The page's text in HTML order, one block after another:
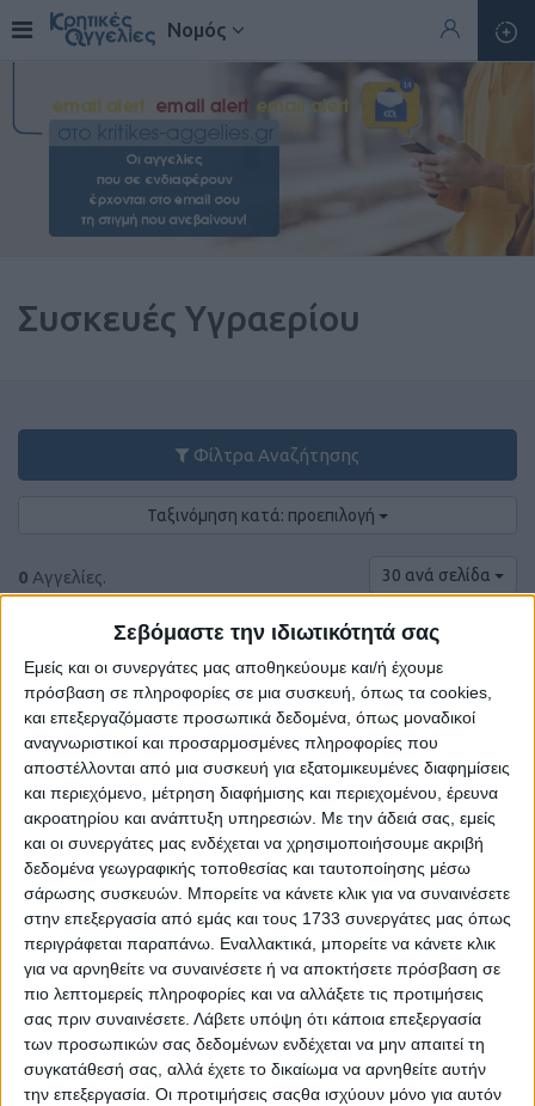
Σεβόμαστε την ιδιωτικότητά σας
Εμείς και οι συνεργάτες μας αποθηκεύουμε και/ή έχουμε
πρόσβαση σε πληροφορίες σε μια συσκευή, όπως τα cookies,
και επεξεργαζόμαστε προσωπικά δεδομένα, όπως μοναδικοί
αναγνωριστικοί και προσαρμοσμένες πληροφορίες που
αποστέλλονται από μια συσκευή για εξατομικευμένες διαφημίσεις
και περιεχόμενο, μέτρηση διαφήμισης και περιεχομένου, έρευνα
ακροατηρίου και ανάπτυξη υπηρεσιών. Με την άδειά σας, εμείς
και οι συνεργάτες μας ενδέχεται να χρησιμοποιήσουμε ακριβή
δεδομένα γεωγραφικής τοποθεσίας και ταυτοποίησης μέσω
σάρωσης συσκευών. Μπορείτε να κάνετε κλικ για να συναινέσετε
στην επεξεργασία από εμάς και τους 1733 συνεργάτες μας όπως
περιγράφεται παραπάνω. Εναλλακτικά, μπορείτε να κάνετε κλικ
για να αρνηθείτε να συναινέσετε ή να αποκτήσετε πρόσβαση σε
πιο λεπτομερείς πληροφορίες και να αλλάξετε τις προτιμήσεις
σας πριν συναινέσετε. Λάβετε υπόψη ότι κάποια επεξεργασία
των προσωπικών σας δεδομένων ενδέχεται να μην απαιτεί τη
συγκατάθεσή σας, αλλά έχετε το δικαίωμα να αρνηθείτε αυτήν
την επεξεργασία. Οι προτιμήσεις σαςθα ισχύουν μόνο για αυτόν
Νομός
Συσκευές Υγραερίου
Φίλτρα Αναζήτησης
Ταξινόμηση κατά: προεπιλογή
0 Αγγελίες. 30 ανά σελίδα
Δε βρέθηκαν αγγελίες σύμφωνα με τα
κριτήρια αναζήτησής σας.
Δοκιμάστε να καθαρίσετε όλα τα υπάρχοντα φίλτρα
αναζήτησης.